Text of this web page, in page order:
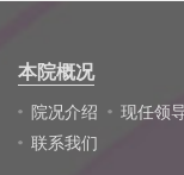
本院概况
院况介绍 现任领
联系我们